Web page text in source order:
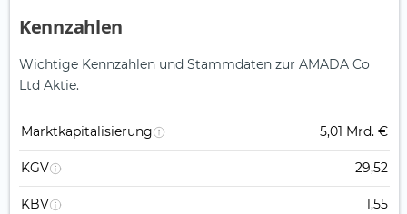
Kennzahlen
Wichtige Kennzahlen und Stammdaten zur AMADA Co
Ltd Aktie.
Marktkapitalisierung 5,01 Mrd. €
KGV 29,52
KBV 1,55